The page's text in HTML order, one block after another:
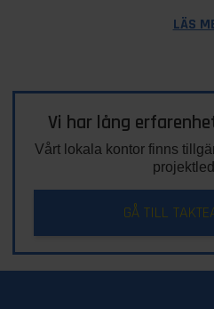
LÄS
Vi har lång
Vårt lokala kontor finns
GÅ TILL